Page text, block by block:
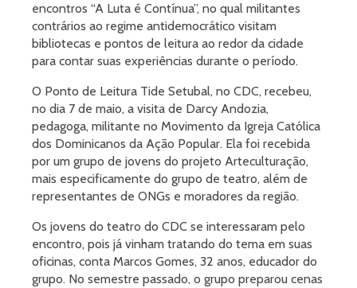
encontros “A Luta é Contínua”, no qual militantes
contrários ao regime antidemocrático visitam
bibliotecas e pontos de leitura ao redor da cidade
para contar suas experiências durante o período.
O Ponto de Leitura Tide Setubal, no CDC, recebeu,
no dia 7 de maio, a visita de Darcy Andozia,
pedagoga, militante no Movimento da Igreja Católica
dos Dominicanos da Ação Popular. Ela foi recebida
por um grupo de jovens do projeto Arteculturação,
mais especificamente do grupo de teatro, além de
representantes de ONGs e moradores da região.
Os jovens do teatro do CDC se interessaram pelo
encontro, pois já vinham tratando do tema em suas
oficinas, conta Marcos Gomes, 32 anos, educador do
grupo. No semestre passado, o grupo preparou cenas